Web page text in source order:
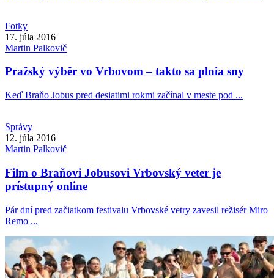
Fotky
17. júla 2016
Martin Palkovič
Pražský výběr vo Vrbovom – takto sa plnia sny
Keď Braňo Jobus pred desiatimi rokmi začínal v meste pod ...
Správy
12. júla 2016
Martin Palkovič
Film o Braňovi Jobusovi Vrbovský veter je
prístupný online
Pár dní pred začiatkom festivalu Vrbovské vetry zavesil režisér Miro
Remo ...